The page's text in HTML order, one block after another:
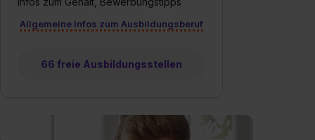
Allgemeine Infos zum Ausbildungsberuf
66 freie Ausbildungsstellen